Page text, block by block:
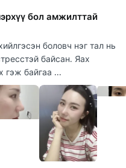
бол амжилттай
боловч нэг тал нь
байсан. Яах
гэж байгаа ...